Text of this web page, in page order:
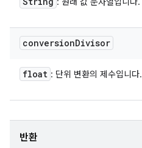
conversionDivisor
float : 단위 변환의 제수입니다.
반환